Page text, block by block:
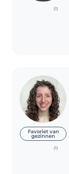
(1)
Favoriet van
gezinnen
(1)